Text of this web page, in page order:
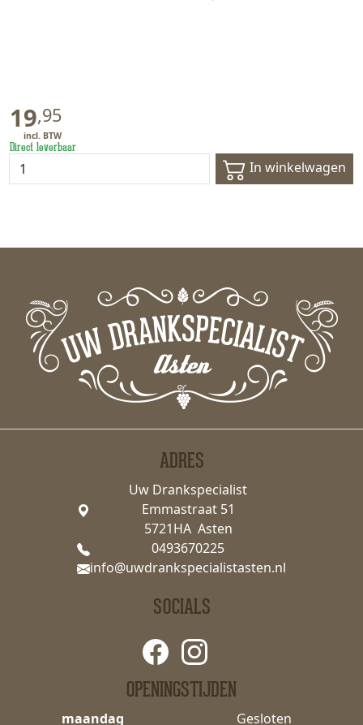
19,95
Direct leverbaar
In winkelwagen
ADRES
Uw Drankspecialist
Emmastraat 51
5721HA Asten
0493670225
info@uwdrankspecialistasten.nl
OPENINGSTIJDEN
maandag Gesloten
SOCIALS